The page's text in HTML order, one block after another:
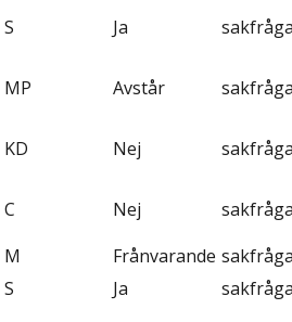
S Ja
MP Avstår
KD Nej
C Nej
M Frånvarande
S Ja